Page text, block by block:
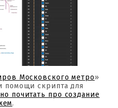
Московского метро»
помощи скрипта для
почитать про создание
.